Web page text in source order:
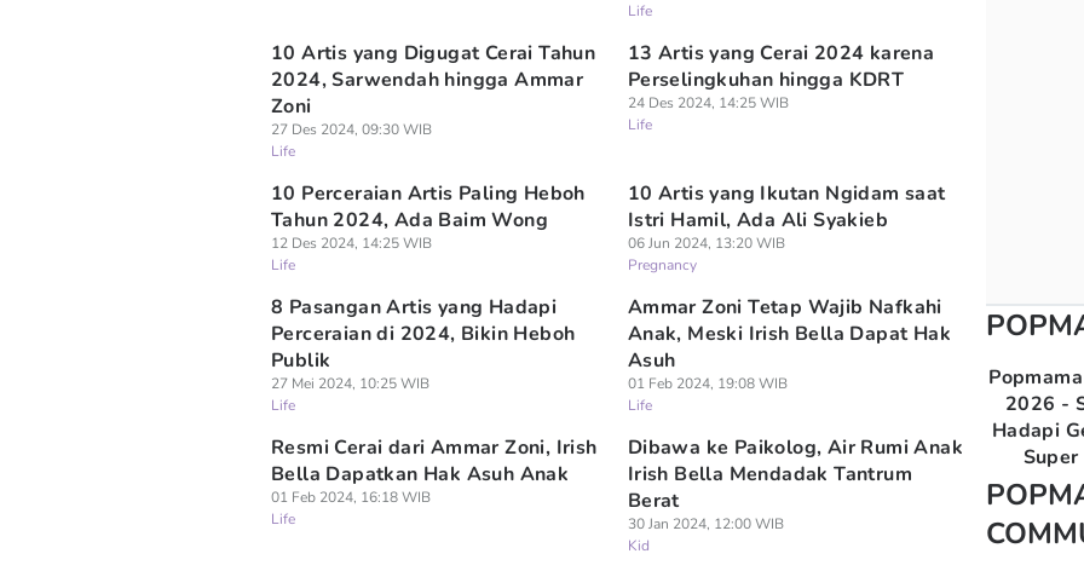
Life
10 Artis yang Digugat Cerai Tahun
2024, Sarwendah hingga Ammar
Zoni
27 Des 2024, 09:30 WIB
Life
13 Artis yang Cerai 2024 karena
Perselingkuhan hingga KDRT
24 Des 2024, 14:25 WIB
Life
10 Perceraian Artis Paling Heboh
Tahun 2024, Ada Baim Wong
12 Des 2024, 14:25 WIB
Life
10 Artis yang Ikutan Ngidam saat
Istri Hamil, Ada Ali Syakieb
06 Jun 2024, 13:20 WIB
Pregnancy
8 Pasangan Artis yang Hadapi
Perceraian di 2024, Bikin Heboh
Publik
27 Mei 2024, 10:25 WIB
Life
Ammar Zoni Tetap Wajib Nafkahi
Anak, Meski Irish Bella Dapat Hak
Asuh
01 Feb 2024, 19:08 WIB
Life
Resmi Cerai dari Ammar Zoni, Irish
Bella Dapatkan Hak Asuh Anak
01 Feb 2024, 16:18 WIB
Life
Dibawa ke Paikolog, Air Rumi Anak
Irish Bella Mendadak Tantrum
Berat
30 Jan 2024, 12:00 WIB
Kid
2026 -
Hadapi